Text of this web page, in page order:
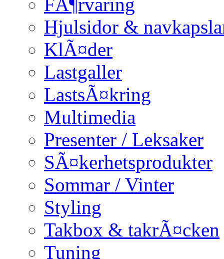
Hjulsidor &
KlÃ¤der
Lastgaller
LastsÃ¤kring
Multimedia
Presenter / Leksaker
SÃ¤kerhetsprodukter
Sommar / Vinter
Styling
Takbox & takrÃ¤cken
Tuning